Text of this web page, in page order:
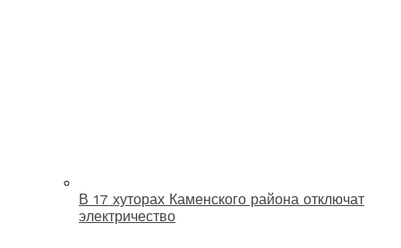
В 17 хуторах Каменского района отключат
электричество